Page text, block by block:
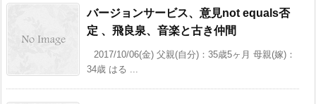
バージョンサービス、意見not equals否
定 、飛良泉、音楽と古き仲間
2017/10/06(金) 父親(自分)：35歳5ヶ月 母親(嫁)：
34歳 はる ...